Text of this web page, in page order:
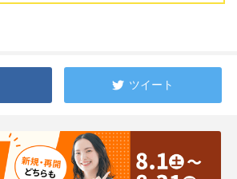
ツイート